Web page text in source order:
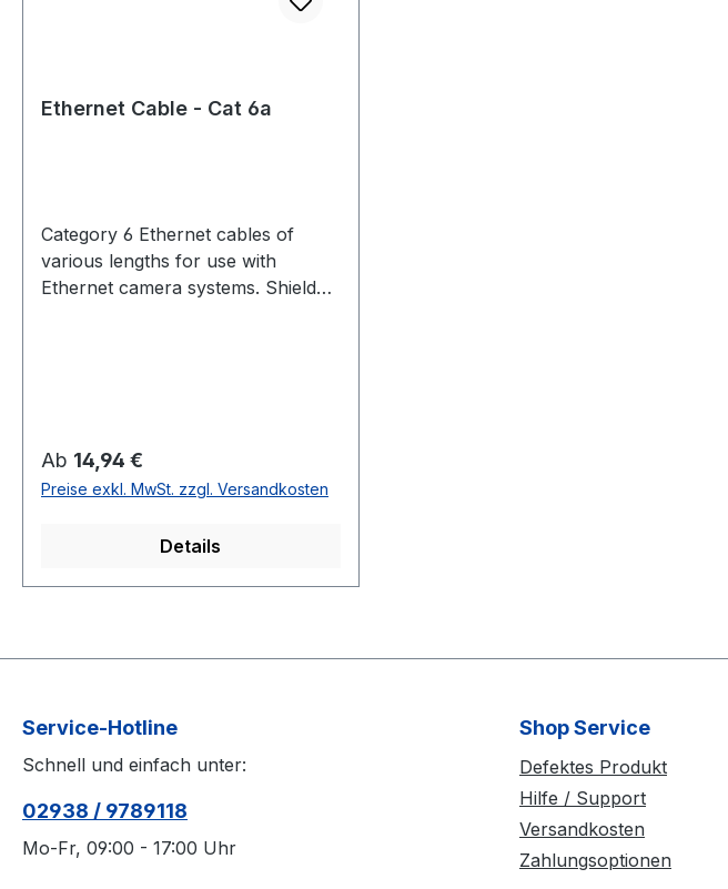
Ethernet Cable - Cat 6a
Category 6 Ethernet cables of
various lengths for use with
Ethernet camera systems. Shielded
special order items through
OptiTrack. Compatible Cameras:
feet (0.9 m) 14 feet (4.3 m) 30 feet
Regulärer Preis:
Ab 14,94 €
Preise exkl. MwSt. zzgl. Versandkosten
Details
Service-Hotline
Schnell und einfach unter:
02938 / 9789118
Mo-Fr, 09:00 - 17:00 Uhr
Shop Service
Defektes Produkt
Hilfe / Support
Versandkosten
Zahlungsoptionen